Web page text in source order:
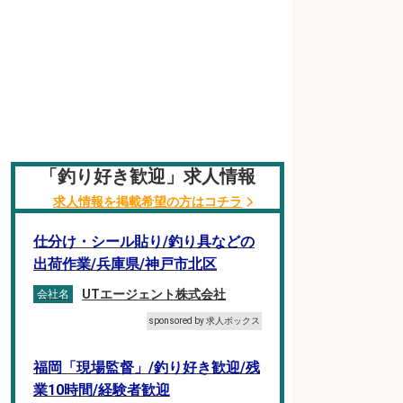
「釣り好き歓迎」求人情報
求人情報を掲載希望の方はコチラ
仕分け・シール貼り/釣り具などの
出荷作業/兵庫県/神戸市北区
会社名 UTエージェント株式会社
sponsored by 求人ボックス
福岡「現場監督」/釣り好き歓迎/残
業10時間/経験者歓迎